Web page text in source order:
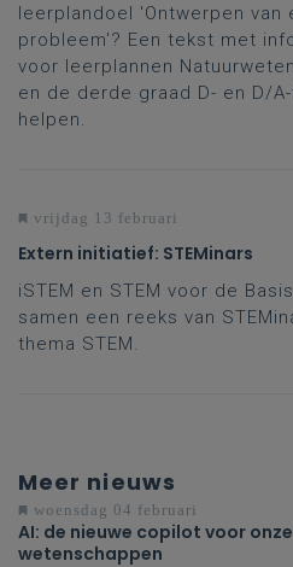
leerplandoel 'Ontwerpen van
probleem'? Een tekst met
voor leerplannen
en de derde graad D- en D/
helpen.
vrijdag 13 februari
Extern initiatief: STEMinars
iSTEM en STEM voor de
samen een reeks van
thema STEM.
Meer nieuws
woensdag 04 februari
AI: de nieuwe copilot voor
wetenschappen